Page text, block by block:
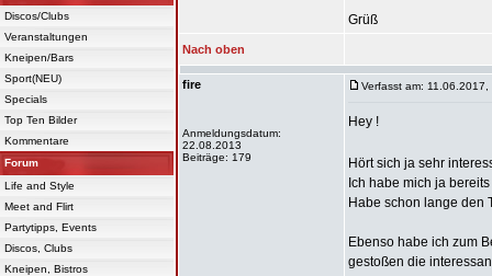
Discos/Clubs
Veranstaltungen
Kneipen/Bars
Sport(NEU)
Specials
Top Ten Bilder
Kommentare
Forum
Life and Style
Meet and Flirt
Partytipps, Events
Discos, Clubs
Kneipen, Bistros
Grüß
Nach oben
fire
Anmeldungsdatum:
22.08.2013
Beiträge: 179
Verfasst am: 11.06.2017,
Hey !
Hört sich ja sehr
Ich habe mich ja
Habe schon lange den
Ebenso habe ich zum
gestoßen die